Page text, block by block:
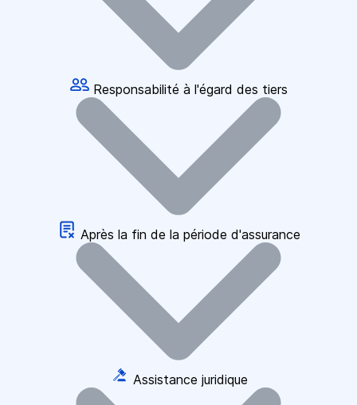
Responsabilité à l'égard des tiers
Après la fin de la période d'assurance
Assistance juridique